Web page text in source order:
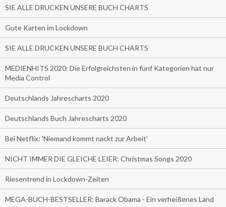
SIE ALLE DRUCKEN UNSERE BUCH CHARTS
Gute Karten im Lockdown
SIE ALLE DRUCKEN UNSERE BUCH CHARTS
MEDIENHITS 2020: Die Erfolgreichsten in fünf Kategorien hat nur
Media Control
Deutschlands Jahrescharts 2020
Deutschlands Buch Jahrescharts 2020
Bei Netflix: 'Niemand kommt nackt zur Arbeit'
NICHT IMMER DIE GLEICHE LEIER: Christmas Songs 2020
Riesentrend in Lockdown-Zeiten
MEGA-BUCH-BESTSELLER: Barack Obama - Ein verheißenes Land